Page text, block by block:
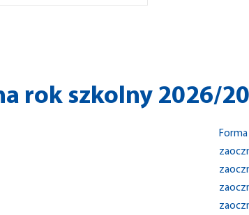
rok szkolny 2026/
Forma